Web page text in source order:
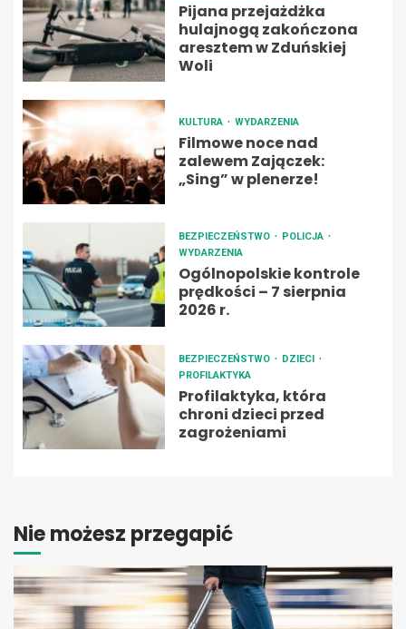
Pijana przejażdżka
hulajnogą zakończona
aresztem w Zduńskiej
Woli
KULTURA WYDARZENIA
Filmowe noce nad
zalewem Zajączek:
„Sing” w plenerze!
BEZPIECZEŃSTWO
POLICJA
WYDARZENIA
Ogólnopolskie kontrole
prędkości – 7 sierpnia
2026 r.
BEZPIECZEŃSTWO
DZIECI
PROFILAKTYKA
Profilaktyka, która
chroni dzieci przed
zagrożeniami
Nie możesz przegapić